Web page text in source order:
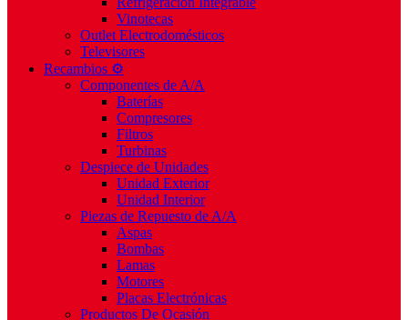
Vinotecas
Outlet Electrodomésticos
Televisores
Recambios ⚙️
Componentes de A/A
Baterías
Compresores
Filtros
Turbinas
Despiece de Unidades
Unidad Exterior
Unidad Interior
Piezas de Repuesto de A/A
Aspas
Bombas
Lamas
Motores
Placas Electrónicas
Productos De Ocasión